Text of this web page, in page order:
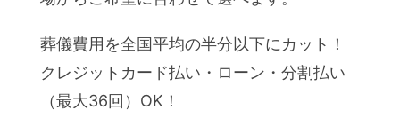
葬儀費用を全国平均の半分以下にカット！
クレジットカード払い・ローン・分割払い
（最大36回）OK！